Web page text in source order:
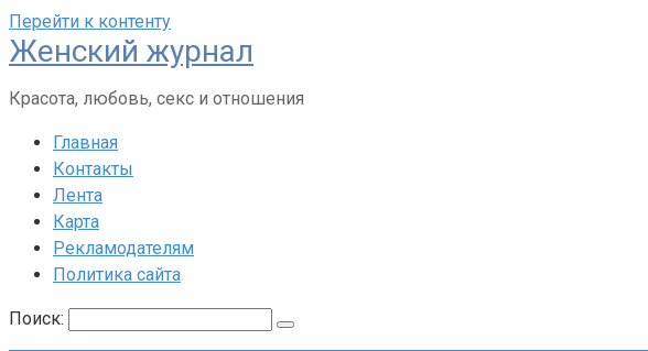
Перейти к контенту
Женский журнал
Красота, любовь, секс и отношения
Главная
Контакты
Лента
Карта
Рекламодателям
Политика сайта
Поиск: